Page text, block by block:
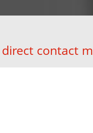
contact